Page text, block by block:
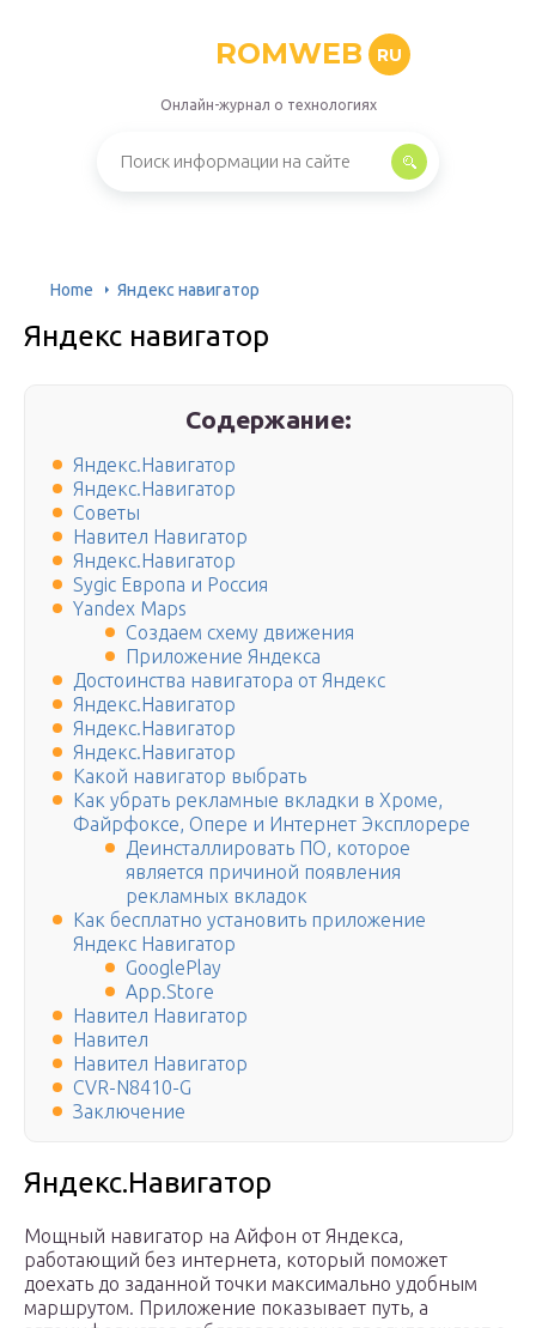
ROMWEB RU
Онлайн-журнал о технологиях
Home Яндекс навигатор
Яндекс навигатор
Содержание:
Яндекс.Навигатор
Яндекс.Навигатор
Советы
Навител Навигатор
Яндекс.Навигатор
Sygic Европа и Россия
Yandex Maps
Создаем схему движения
Приложение Яндекса
Достоинства навигатора от Яндекс
Яндекс.Навигатор
Яндекс.Навигатор
Яндекс.Навигатор
Какой навигатор выбрать
Как убрать рекламные вкладки в Хроме,
Файрфоксе, Опере и Интернет Эксплорере
Деинсталлировать ПО, которое
является причиной появления
рекламных вкладок
Как бесплатно установить приложение
Яндекс Навигатор
GooglePlay
App.Store
Навител Навигатор
Навител
Навител Навигатор
CVR-N8410-G
Заключение
Яндекс.Навигатор
Мощный навигатор на Айфон от Яндекса,
работающий без интернета, который поможет
доехать до заданной точки максимально удобным
маршрутом. Приложение показывает путь, а